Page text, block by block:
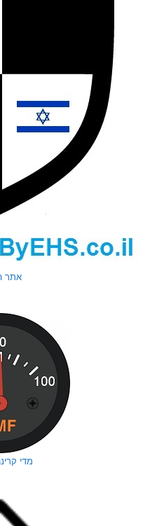
אתר החנות
מדי קרינה ביתיים